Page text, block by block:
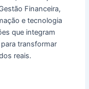
Financeira,
e tecnologia
que integram
transformar
reais.